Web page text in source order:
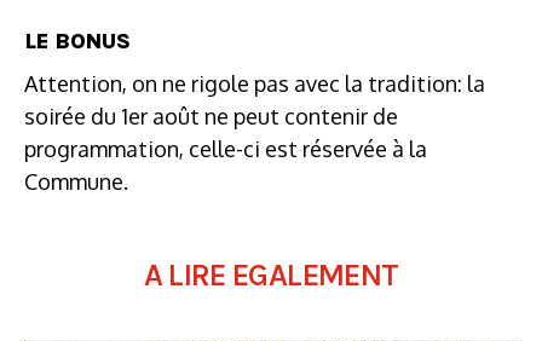
LE BONUS
Attention, on ne rigole pas avec la tradition: la
soirée du 1er août ne peut contenir de
programmation, celle-ci est réservée à la
Commune.
A LIRE EGALEMENT